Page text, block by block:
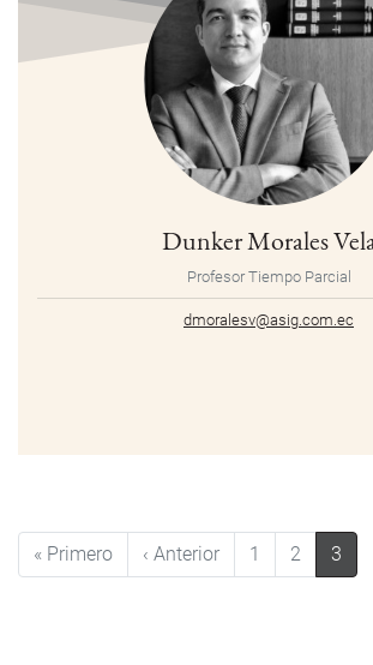
Dunker Morales
Profesor Tiempo Parcial
dmoralesv@asig.com.ec
Paginación
« PrimeroPrimera página
‹ AnteriorPágina anterior
1 2 3